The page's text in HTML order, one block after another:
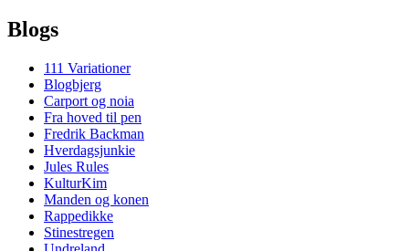
Blogs
111 Variationer
Blogbjerg
Carport og noia
Fra hoved til pen
Fredrik Backman
Hverdagsjunkie
Jules Rules
KulturKim
Manden og konen
Rappedikke
Stinestregen